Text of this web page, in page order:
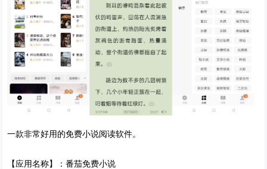
一款非常好用的免费小说阅读软件。
【应用名称】：番茄免费小说